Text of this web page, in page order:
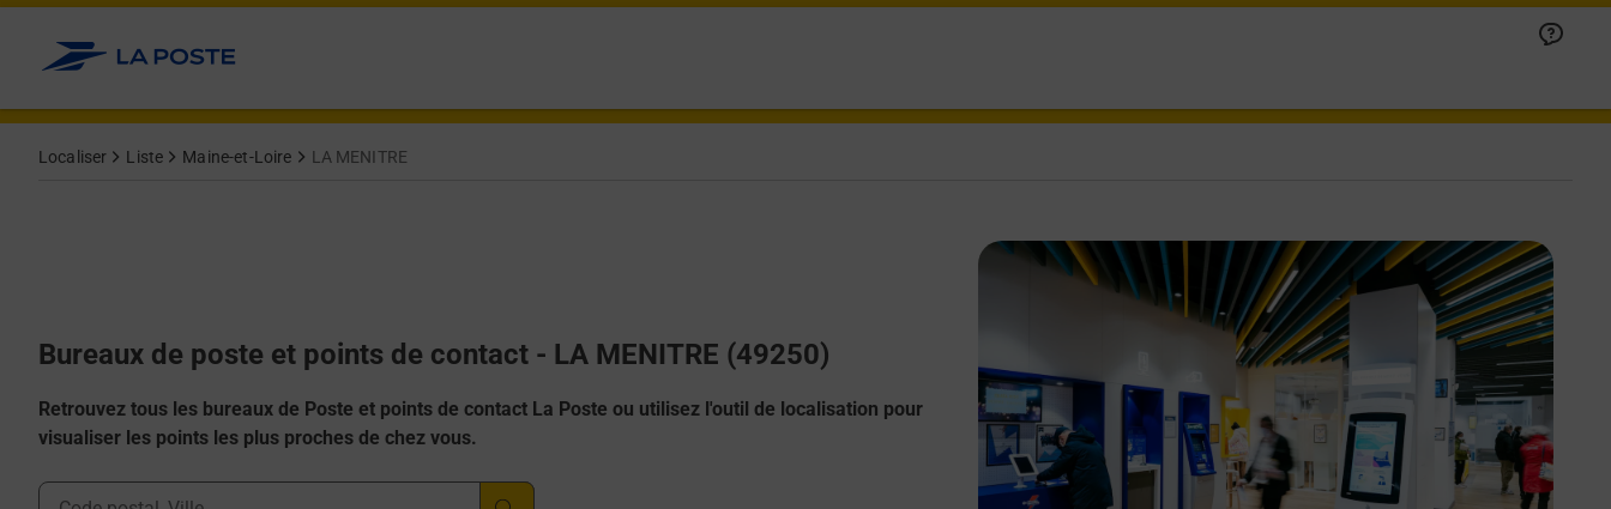
Allez au contenu
Localiser Liste Maine-et-Loire LA MENITRE
Bureaux de poste et points de contact - LA MENITRE (49250)
Retrouvez tous les bureaux de Poste et points de contact La Poste ou utilisez l'outil de localisation pour
visualiser les points les plus proches de chez vous.
Ville, Département, Code Postal
Afficher ou masquer la réponse
Afficher ou masquer la réponse
Afficher ou masquer la réponse
Afficher ou masquer la réponse
Afficher ou masquer la réponse